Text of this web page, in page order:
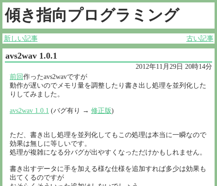
傾き指向プログラミング
新しい記事 古い記事
avs2wav 1.0.1
2012年11月29日 20時14分
前回作ったavs2wavですが
動作が遅いのでメモリ量を調整したり書き出し処理を並列化した
りしてみました。
avs2wav 1.0.1 (バグ有り → 修正版)
ただ、書き出し処理を並列化してもこの処理は本当に一瞬なので
効果は無しに等しいです。
処理が複雑になる分バグが出やすくなっただけかもしれません。
書き出すデータに手を加える様な仕様を追加すれば多少は効果も
出てくるのですが